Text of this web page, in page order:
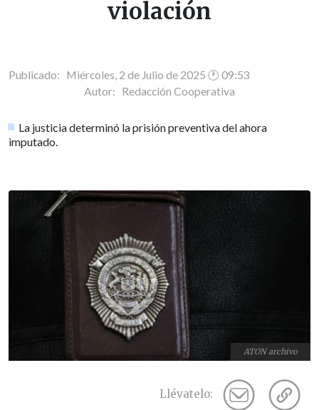
violación
Publicado: Miércoles, 2 de Julio de 2025 🕐 09:53
Autor: Redacción Cooperativa
La justicia determinó la prisión preventiva del ahora
imputado.
ATON archivo
Llévatelo: